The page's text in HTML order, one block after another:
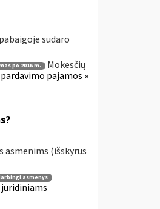
sudaro
po 2016 m.
Mokesčių
pajamos »
(išskyrus
asmenys